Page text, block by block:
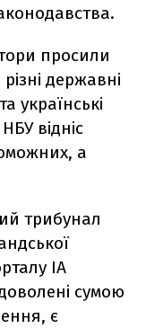
просили
державні
українські
відніс
а
трибунал
IA
сумою
є